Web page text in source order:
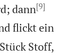
dann[9]
flickt ein
Stoff,